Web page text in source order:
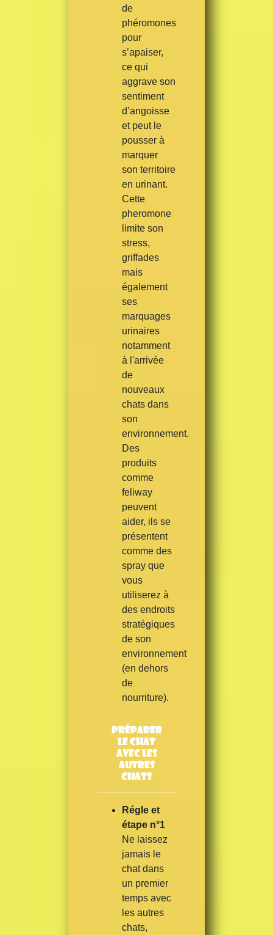
de
phéromones
pour
s’apaiser,
ce qui
aggrave son
sentiment
d’angoisse
et peut le
pousser à
marquer
son territoire
en urinant.
Cette
pheromone
limite son
stress,
griffades
mais
également
ses
marquages
urinaires
notamment
à l'arrivée
de
nouveaux
chats dans
son
environnement.
Des
produits
comme
feliway
peuvent
aider, ils se
présentent
comme des
spray que
vous
utiliserez à
des endroits
stratégiques
de son
environnement
(en dehors
de
nourriture).
Préparer
le chat
avec les
autres
chats
Régle et
étape n°1
Ne laissez
jamais le
chat dans
un premier
temps avec
les autres
chats,